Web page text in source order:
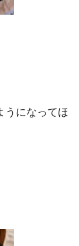
うになってほ